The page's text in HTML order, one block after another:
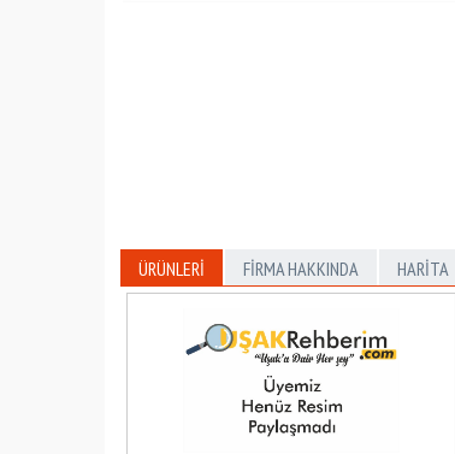
ÜRÜNLERI FIRMA HAKKINDA HARITA